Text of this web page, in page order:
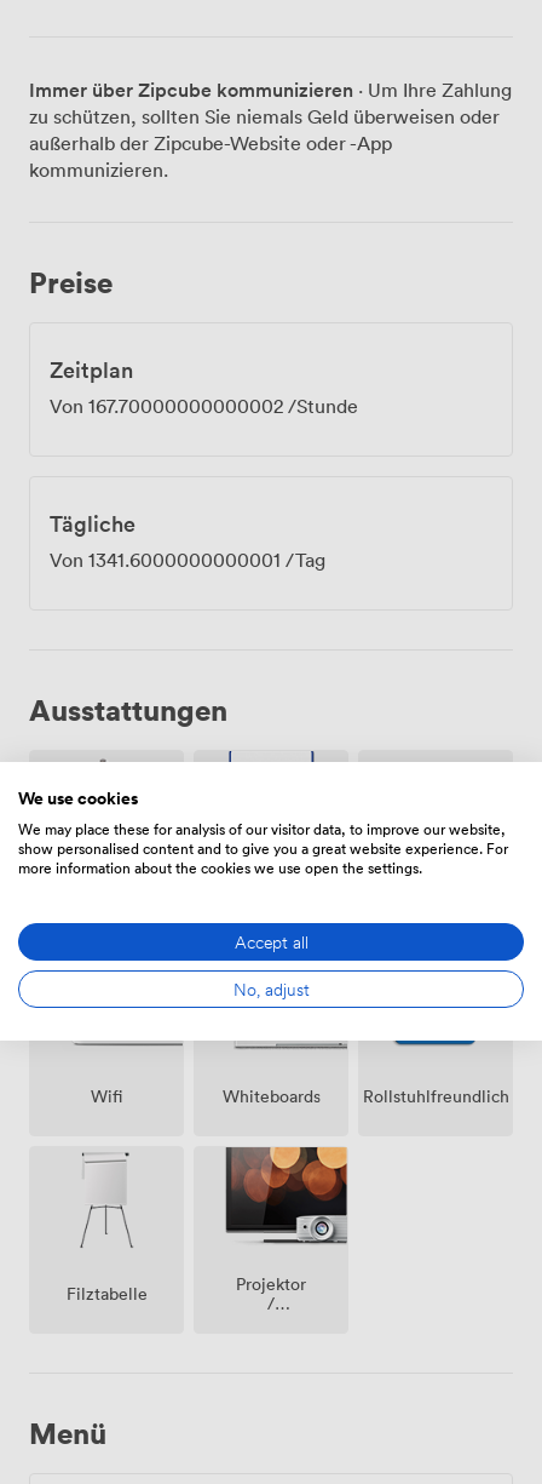
Immer über Zipcube kommunizieren · Um Ihre Zahlung
zu schützen, sollten Sie niemals Geld überweisen oder
außerhalb der Zipcube-Website oder -App
kommunizieren.
Preise
Zeitplan
Von 167.70000000000002 /Stunde
Tägliche
Von 1341.6000000000001 /Tag
Ausstattungen
dem
Grundstück
Wifi Whiteboards Rollstuhlfreundlich
Filztabelle
Projektor
/
Menü
We use cookies
We may place these for analysis of our visitor data, to improve our website,
show personalised content and to give you a great website experience. For
more information about the cookies we use open the settings.
Accept all
No, adjust